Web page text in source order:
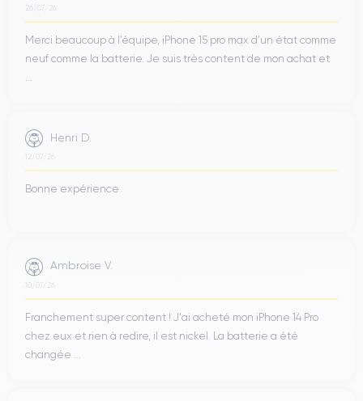
26/07/26
Merci beaucoup à l’équipe, iPhone 15 pro max d’un état comme
neuf comme la batterie. Je suis très content de mon achat et
Henri D.
12/07/26
Bonne expérience
Ambroise V.
10/07/26
Franchement super content ! J'ai acheté mon iPhone 14 Pro
chez eux et rien à redire, il est nickel. La batterie a été
changée ...